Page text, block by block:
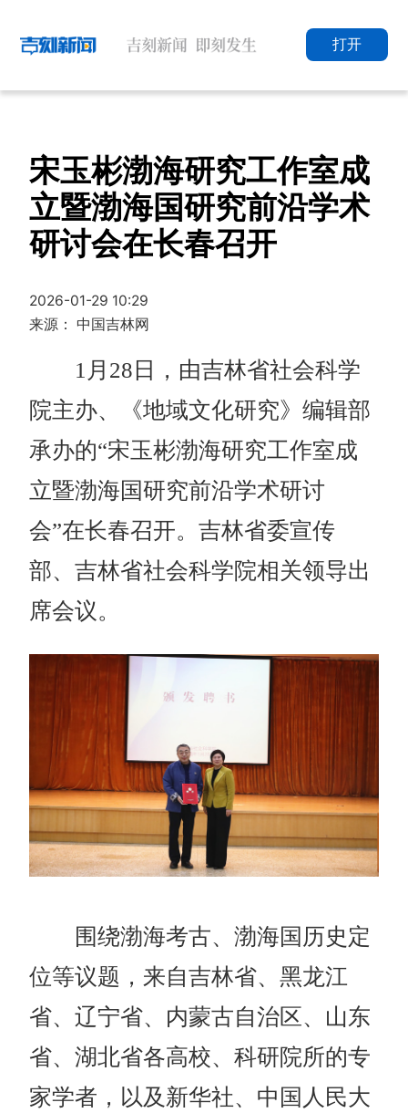
打开
宋玉彬渤海研究工作室成
立暨渤海国研究前沿学术
研讨会在长春召开
2026-01-29 10:29
来源： 中国吉林网
1月28日，由吉林省社会科学
院主办、《地域文化研究》编辑部
承办的“宋玉彬渤海研究工作室成
立暨渤海国研究前沿学术研讨
会”在长春召开。吉林省委宣传
部、吉林省社会科学院相关领导出
席会议。
围绕渤海考古、渤海国历史定
位等议题，来自吉林省、黑龙江
省、辽宁省、内蒙古自治区、山东
省、湖北省各高校、科研院所的专
家学者，以及新华社、中国人民大